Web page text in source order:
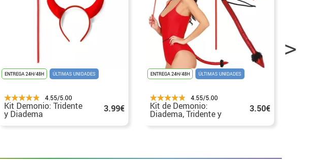
ENTREGA 24H/48H ÚLTIMAS UNIDADES
4.55/5.00
Kit Demonio: Tridente
y Diadema 3.99€
ENTREGA 24H/48H ÚLTIMAS UNIDADES
4.55/5.00
Kit de Demonio:
Diadema, Tridente y 3.50€